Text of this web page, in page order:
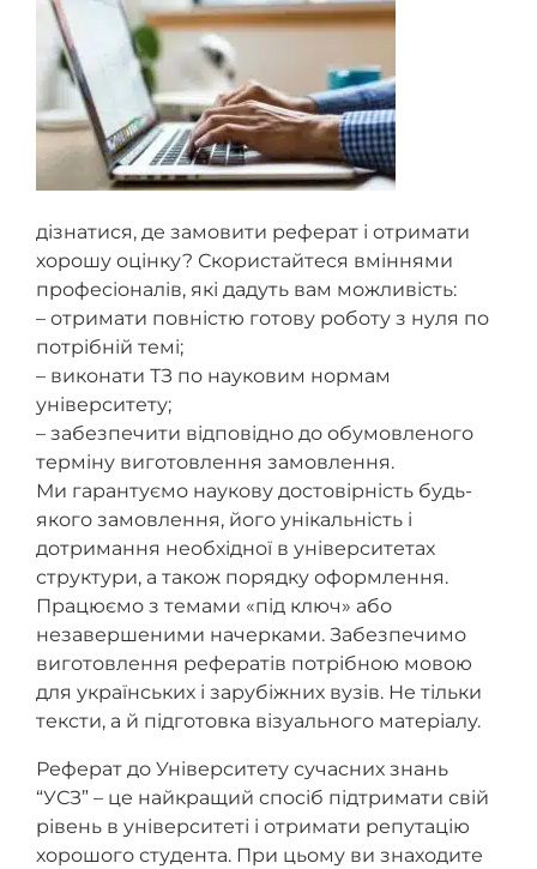
дізнатися, де замовити реферат і отримати
хорошу оцінку? Скористайтеся вміннями
професіоналів, які дадуть вам можливість:
– отримати повністю готову роботу з нуля по
потрібній темі;
– виконати ТЗ по науковим нормам
університету;
– забезпечити відповідно до обумовленого
терміну виготовлення замовлення.
Ми гарантуємо наукову достовірність будь-
якого замовлення, його унікальність і
дотримання необхідної в університетах
структури, а також порядку оформлення.
Працюємо з темами «під ключ» або
незавершеними начерками. Забезпечимо
виготовлення рефератів потрібною мовою
для українських і зарубіжних вузів. Не тільки
тексти, а й підготовка візуального матеріалу.
Реферат до Університету сучасних знань
“УСЗ” – це найкращий спосіб підтримати свій
рівень в університеті і отримати репутацію
хорошого студента. При цьому ви знаходите